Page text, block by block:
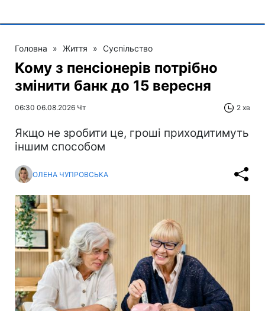
Головна » Життя » Суспільство
Кому з пенсіонерів потрібно
змінити банк до 15 вересня
06:30 06.08.2026 Чт 2 хв
Якщо не зробити це, гроші приходитимуть
іншим способом
ОЛЕНА ЧУПРОВСЬКА